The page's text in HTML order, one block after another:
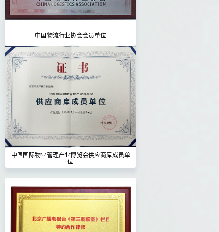
中国物流行业协会会员单位
中国国际物业管理产业博览会供应商库成员单
位